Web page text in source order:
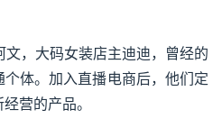
，大码女装店主迪迪，曾经的
体。加入直播电商后，他们定
营的产品。